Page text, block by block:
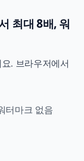
최대 8배, 워
. 브라우저에서
터마크 없음